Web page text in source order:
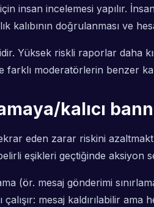
insan incelemesi yapılır.
kalıbının doğrulanması
Yüksek riskli raporlar daha
farklı moderatörlerin
kalıcı
eden zarar riskini
eşikleri geçtiğinde aksiyon
(ör. mesaj gönderimi
mesaj kaldırılabilir